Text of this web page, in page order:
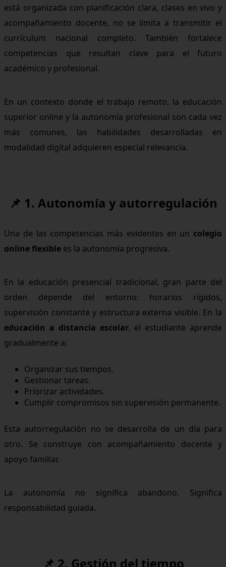
está organizada con planificación clara, clases en vivo y
acompañamiento docente, no se limita a transmitir el
currículum nacional completo. También fortalece
competencias que resultan clave para el futuro
académico y profesional.
En un contexto donde el trabajo remoto, la educación
superior online y la autonomía profesional son cada vez
más comunes, las habilidades desarrolladas en
modalidad digital adquieren especial relevancia.
📌 1. Autonomía y autorregulación
Una de las competencias más evidentes en un colegio
online flexible es la autonomía progresiva.
En la educación presencial tradicional, gran parte del
orden depende del entorno: horarios rígidos,
supervisión constante y estructura externa visible. En la
educación a distancia escolar, el estudiante aprende
gradualmente a:
Organizar sus tiempos.
Gestionar tareas.
Priorizar actividades.
Cumplir compromisos sin supervisión permanente.
Esta autorregulación no se desarrolla de un día para
otro. Se construye con acompañamiento docente y
apoyo familiar.
La autonomía no significa abandono. Significa
responsabilidad guiada.
📌 2. Gestión del tiempo